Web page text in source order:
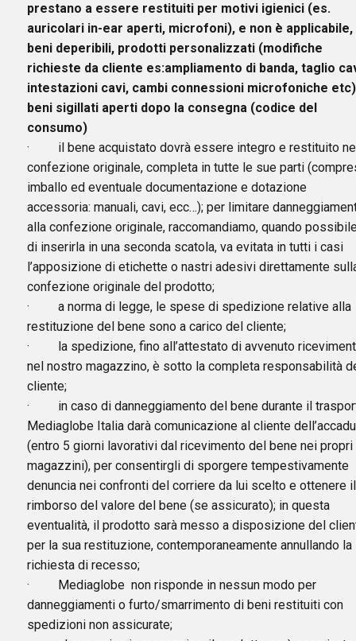
prestano a essere restituiti per motivi igienici (es.
auricolari in-ear aperti, microfoni), e non è applicabile,
beni deperibili, prodotti personalizzati (modifiche
richieste da cliente es:ampliamento di banda, taglio
intestazioni cavi, cambi connessioni microfoniche
beni sigillati aperti dopo la consegna (codice del
consumo)
· il bene acquistato dovrà essere integro e restituito
confezione originale, completa in tutte le sue parti
imballo ed eventuale documentazione e dotazione
accessoria: manuali, cavi, ecc…); per limitare
alla confezione originale, raccomandiamo, quando
di inserirla in una seconda scatola, va evitata in tutti i casi
l’apposizione di etichette o nastri adesivi direttamente
confezione originale del prodotto;
· a norma di legge, le spese di spedizione relative alla
restituzione del bene sono a carico del cliente;
· la spedizione, fino all’attestato di avvenuto
nel nostro magazzino, è sotto la completa responsabilità
cliente;
· in caso di danneggiamento del bene durante il
Mediaglobe Italia darà comunicazione al cliente
(entro 5 giorni lavorativi dal ricevimento del bene nei propri
magazzini), per consentirgli di sporgere tempestivamente
denuncia nei confronti del corriere da lui scelto e ottenere il
rimborso del valore del bene (se assicurato); in questa
eventualità, il prodotto sarà messo a disposizione del
per la sua restituzione, contemporaneamente annullando la
richiesta di recesso;
· Mediaglobe non risponde in nessun modo per
danneggiamenti o furto/smarrimento di beni restituiti con
spedizioni non assicurate;